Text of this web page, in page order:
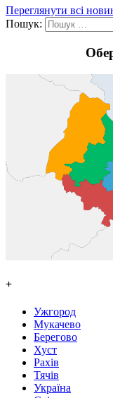
Переглянути всі
Пошук:
+
Ужгород
Мукачево
Берегово
Хуст
Рахів
Тячів
Україна